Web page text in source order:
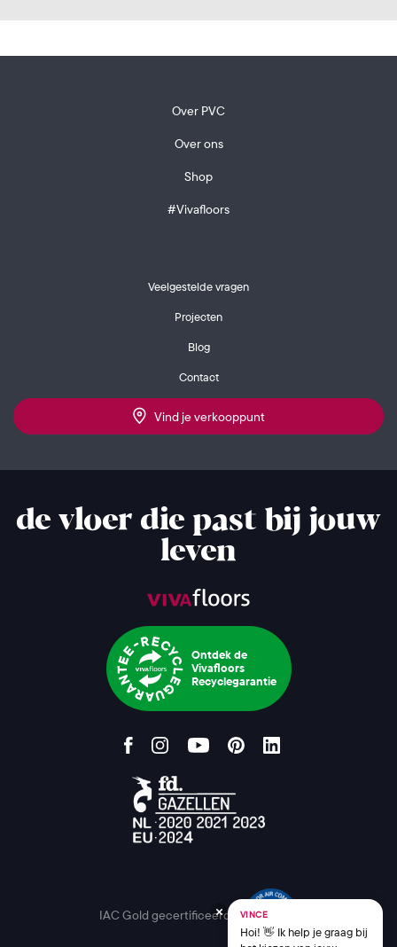
Over PVC
Over ons
Shop
#Vivafloors
Veelgestelde vragen
Projecten
Blog
Contact
Vind je verkooppunt
de vloer die past bij jouw
leven
Ontdek de
Vivafloors
Recyclegarantie
IAC Gold gecertificeerd VINCE
Hoi! 👋 Ik help je graag bij